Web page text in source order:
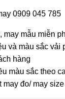
0909 045 785
may mẫu miễn
và màu sắc vải
hàng
màu sắc theo
may đo/ may